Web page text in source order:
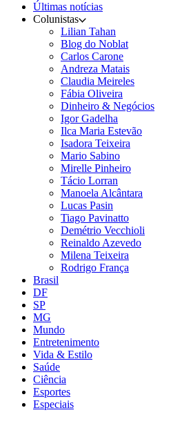
Últimas notícias
Colunistas
Lilian Tahan
Blog do Noblat
Carlos Carone
Andreza Matais
Claudia Meireles
Fábia Oliveira
Dinheiro & Negócios
Igor Gadelha
Ilca Maria Estevão
Isadora Teixeira
Mario Sabino
Mirelle Pinheiro
Tácio Lorran
Manoela Alcântara
Lucas Pasin
Tiago Pavinatto
Demétrio Vecchioli
Reinaldo Azevedo
Milena Teixeira
Rodrigo França
Brasil
DF
SP
MG
Mundo
Entretenimento
Vida & Estilo
Saúde
Ciência
Esportes
Especiais